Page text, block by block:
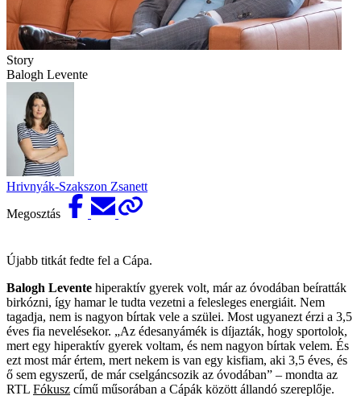
Story
Balogh Levente
Hrivnyák-Szakszon Zsanett
Megosztás
Újabb titkát fedte fel a Cápa.
Balogh Levente hiperaktív gyerek volt, már az óvodában beíratták
birkózni, így hamar le tudta vezetni a felesleges energiáit. Nem
tagadja, nem is nagyon bírtak vele a szülei. Most ugyanezt érzi a 3,5
éves fia nevelésekor. „Az édesanyámék is díjazták, hogy sportolok,
mert egy hiperaktív gyerek voltam, és nem nagyon bírtak velem. És
ezt most már értem, mert nekem is van egy kisfiam, aki 3,5 éves, és
ő sem egyszerű, de már cselgáncsozik az óvodában” – mondta az
RTL Fókusz című műsorában a Cápák között állandó szereplője.